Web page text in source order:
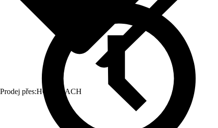
Prodej přes:HORNBACH